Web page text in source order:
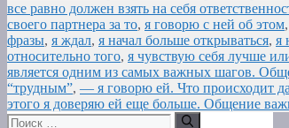
все равно должен взять на себя
своего партнера за то, я говорю с ней об этом,
фразы, я ждал, я начал больше открываться, я
относительно того, я чувствую себя лучше
является одним из самых важных шагов.
“трудным”, — я говорю ей. Что происходит
этого я доверяю ей еще больше. Общение
Поиск: